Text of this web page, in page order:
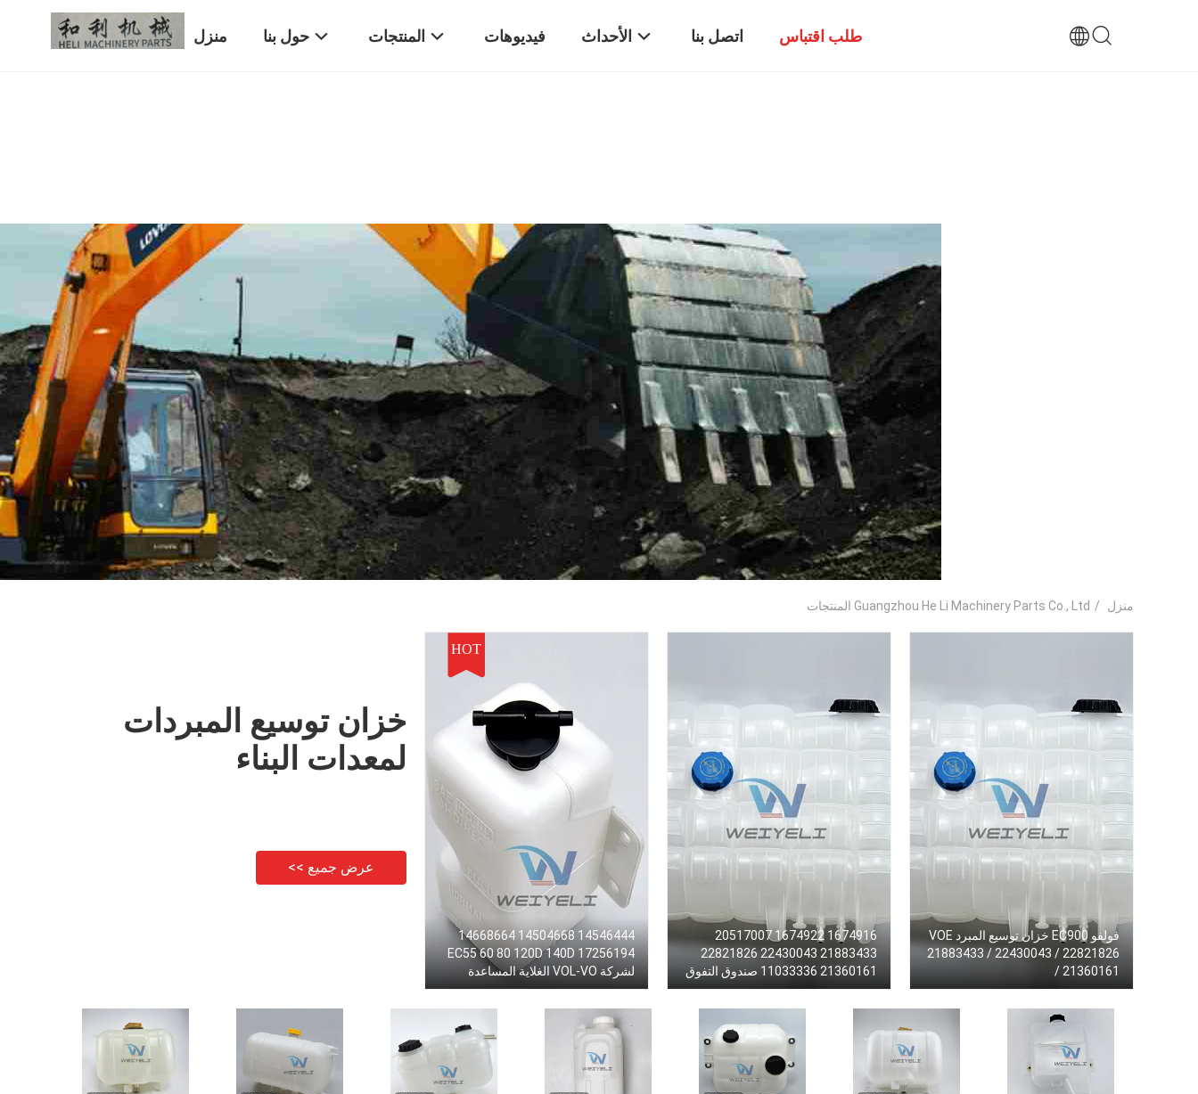
منزل حول بنا المنتجات فيديوهات الأحداث اتصل بنا طلب اقتباس
منزل / Guangzhou He Li Machinery Parts Co., Ltd المنتجات
خزان توسيع المبردات
لمعدات البناء
عرض جميع >>
HOT
14546444 14504668 14668664
17256194 EC55 60 80 120D 140D
لشركة VOL-VO الغلاية المساعدة
1674916 1674922 20517007
21883433 22430043 22821826
21360161 11033336 صندوق التفوق
في المبرد
فولفو EC900 خزان توسيع المبرد VOE
21883433 / 22430043 / 22821826
/ 21360161